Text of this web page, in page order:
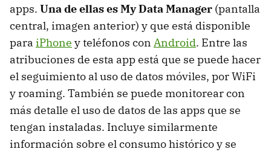
apps. Una de ellas es My Data Manager (pantalla
central, imagen anterior) y que está disponible
para iPhone y teléfonos con Android. Entre las
atribuciones de esta app está que se puede hacer
el seguimiento al uso de datos móviles, por WiFi
y roaming. También se puede monitorear con
más detalle el uso de datos de las apps que se
tengan instaladas. Incluye similarmente
información sobre el consumo histórico y se